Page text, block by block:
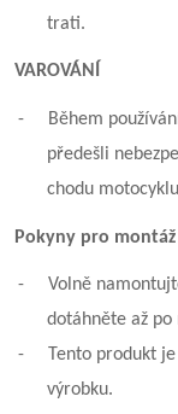
trati.
VAROVÁNÍ
-
Během
předešli
chodu
Pokyny pro
-
Volně
dotáhněte až po
-
Tento produkt
výrobku.